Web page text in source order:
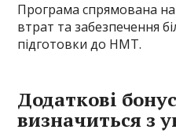
Програма спрямована
втрат та забезпечення
підготовки до НМТ.
Додаткові
визначиться з